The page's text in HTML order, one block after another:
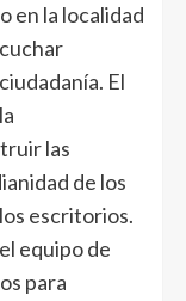
en la localidad
El
las
de los
escritorios.
equipo de
para